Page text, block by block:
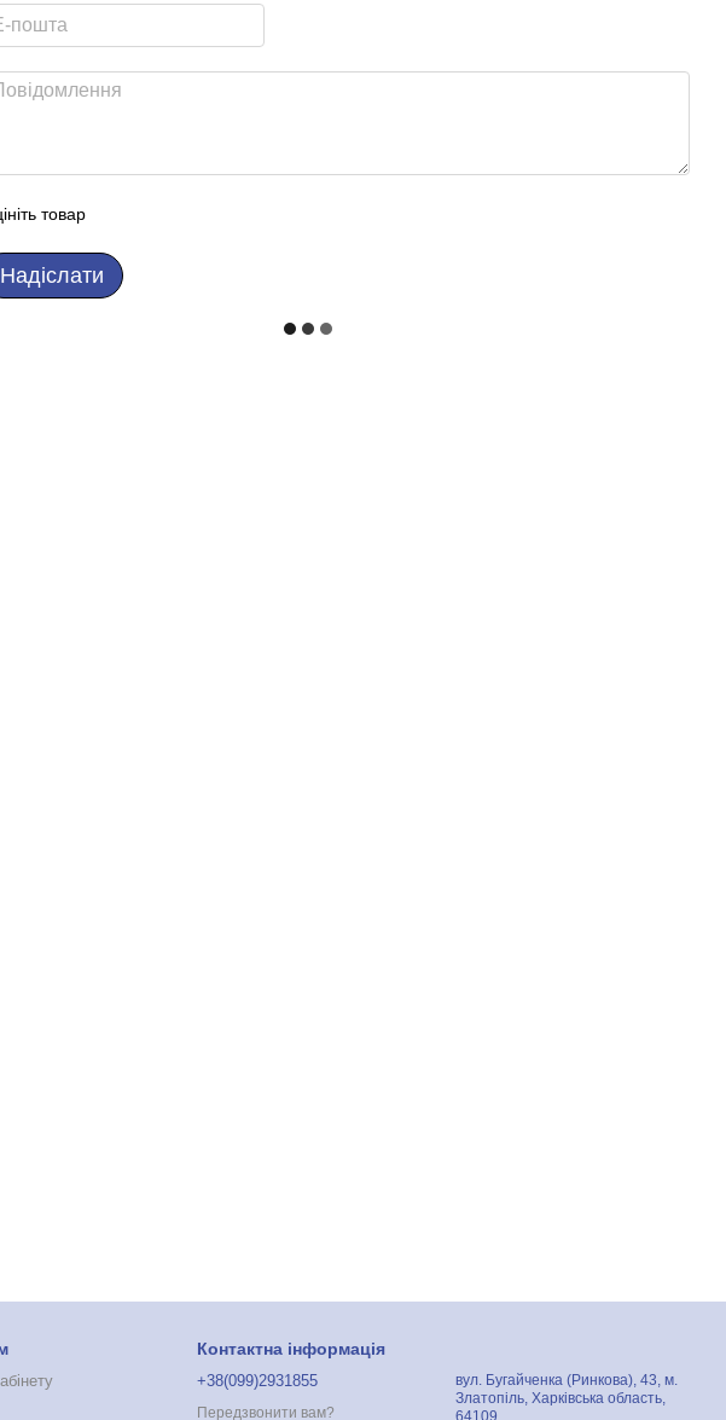
товар
Надіслати
Контактна інформація
+38(099)2931855
Передзвонити вам?
вул. Бугайченка (Ринкова), 43, м.
Златопіль, Харківська область,
64109